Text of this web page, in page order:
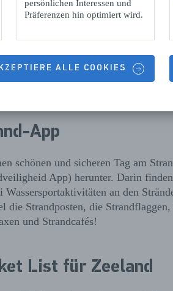
persönlichen Interessen und
Präferenzen hin optimiert wird.
ALLE COOKIES
Tauchen und
App
schönen und sicheren Tag am
App) herunter. Darin
Wassersportaktivitäten an den
die Strandposten, die
und Strandcafés!
List für Zeeland